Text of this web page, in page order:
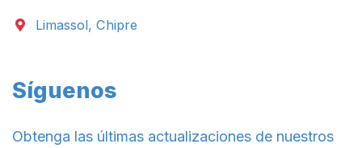
Limassol, Chipre
Síguenos
Obtenga las últimas actualizaciones de nuestros